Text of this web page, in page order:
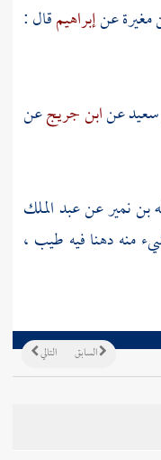
مغيرةعنإبراهيمقال :
عنابن جريجعن
بن نميرعنعبد الملك
منه دهنا فيه طيب ،
التالي السابق